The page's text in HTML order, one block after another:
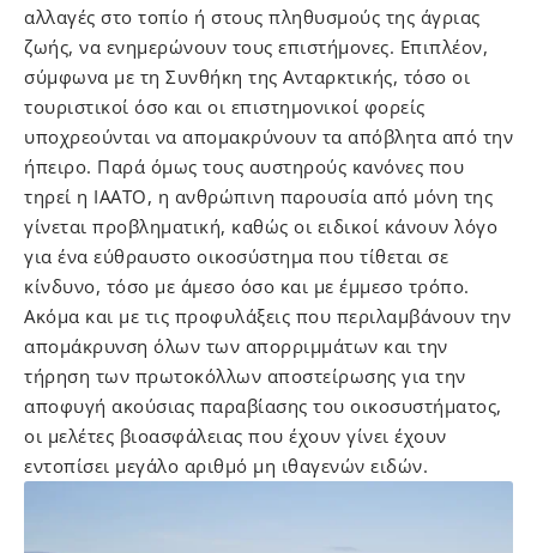
αλλαγές στο τοπίο ή στους πληθυσμούς της άγριας
ζωής, να ενημερώνουν τους επιστήμονες. Επιπλέον,
σύμφωνα με τη Συνθήκη της Ανταρκτικής, τόσο οι
τουριστικοί όσο και οι επιστημονικοί φορείς
υποχρεούνται να απομακρύνουν τα απόβλητα από την
ήπειρο. Παρά όμως τους αυστηρούς κανόνες που
τηρεί η ΙAΑΤΟ, η ανθρώπινη παρουσία από μόνη της
γίνεται προβληματική, καθώς οι ειδικοί κάνουν λόγο
για ένα εύθραυστο οικοσύστημα που τίθεται σε
κίνδυνο, τόσο με άμεσο όσο και με έμμεσο τρόπο.
Ακόμα και με τις προφυλάξεις που περιλαμβάνουν την
απομάκρυνση όλων των απορριμμάτων και την
τήρηση των πρωτοκόλλων αποστείρωσης για την
αποφυγή ακούσιας παραβίασης του οικοσυστήματος,
οι μελέτες βιοασφάλειας που έχουν γίνει έχουν
εντοπίσει μεγάλο αριθμό μη ιθαγενών ειδών.